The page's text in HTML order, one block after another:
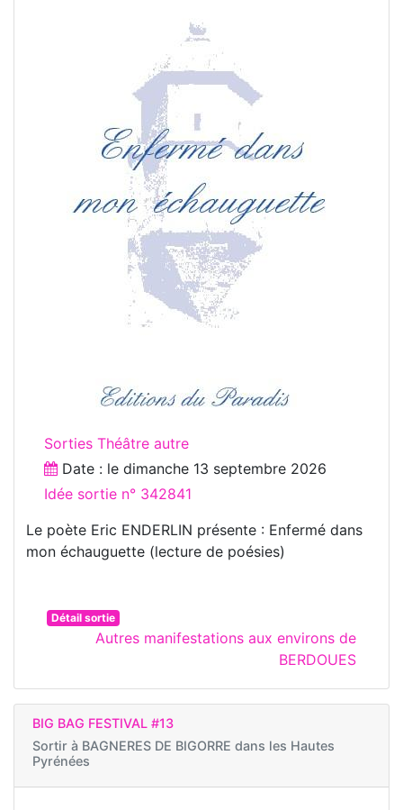
Sorties Théâtre autre
Date : le dimanche 13 septembre 2026
Idée sortie n° 342841
Le poète Eric ENDERLIN présente : Enfermé dans
mon échauguette (lecture de poésies)
Détail sortie
Autres manifestations aux environs de
BERDOUES
BIG BAG FESTIVAL #13
Sortir à BAGNERES DE BIGORRE dans les Hautes
Pyrénées